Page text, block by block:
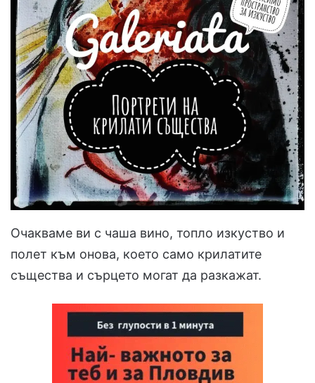
Очакваме ви с чаша вино, топло изкуство и
полет към онова, което само крилатите
същества и сърцето могат да разкажат.